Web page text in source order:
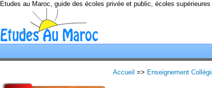
Etudes au Maroc, guide des écoles privée et public, écoles
Accueil => Enseignement